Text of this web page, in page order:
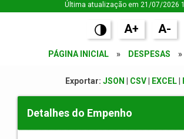
Última atualização em 21/07/2026
A+ A-
PÁGINA INICIAL » DESPESAS »
Exportar: JSON CSV| EXCEL|
Detalhes do Empenho